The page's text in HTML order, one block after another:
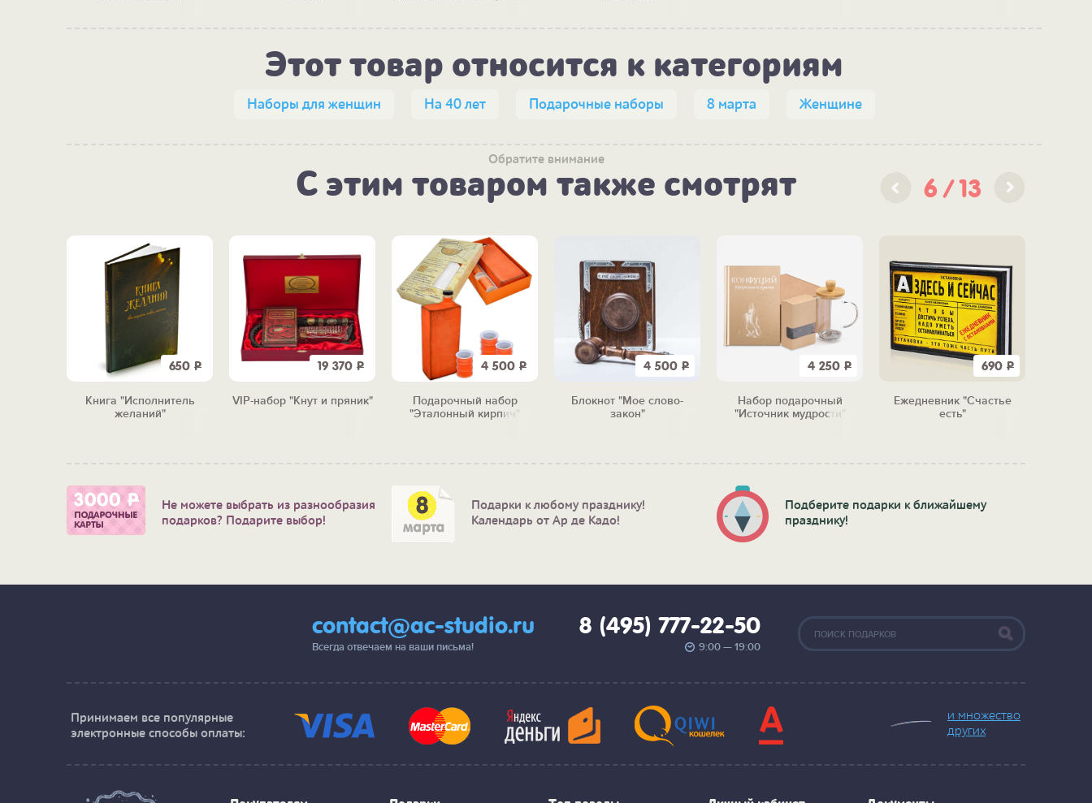
Этот товар относится к категориям
Наборы для женщин На 40 лет Подарочные наборы 8 марта Женщине
Обратите внимание
С этим товаром также смотрят 6 13
650 Р
Книга "Исполнитель
желаний"
19 370 Р
VIP-набор "Кнут и пряник"
4 500 Р
Подарочный набор
"Эталонный кирпич"
4 500 Р
Блокнот "Мое слово-
закон"
4 250 Р
Набор подарочный
"Источник мудрости"
690 Р
Ежедневник "Счастье
есть"
Не можете выбрать из разнообразия
подарков? Подарите выбор!
Подарки к любому празднику!
Календарь от Ар де Кадо!
Подберите подарки к ближайшему
празднику!
contact@ac-studio.ru
Всегда отвечаем на ваши письма!
8 (495) 777-22-50
9:00 — 19:00
Принимаем все популярные
электронные способы оплаты:
и множество
других